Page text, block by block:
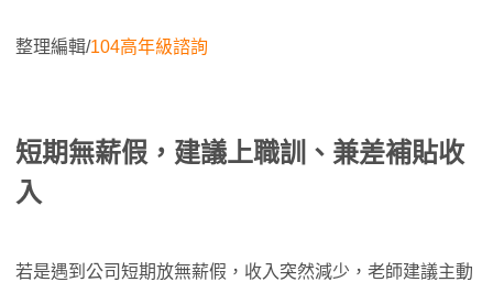
整理編輯/104高年級諮詢
短期無薪假，建議上職訓、兼差補貼收
入
若是遇到公司短期放無薪假，收入突然減少，老師建議主動